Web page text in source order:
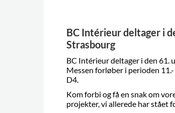
BC Intérieur deltager i
Strasbourg
BC Intérieur deltager i den 61.
Messen forløber i perioden
D4.
Kom forbi og få en snak om
projekter, vi allerede har stået